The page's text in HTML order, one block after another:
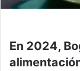
En 2024,